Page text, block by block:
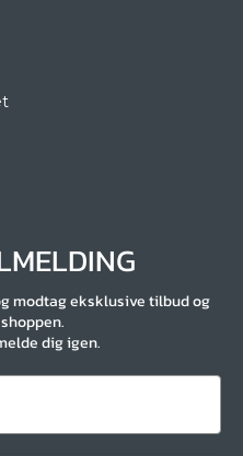
modtag eksklusive tilbud og
dig igen.